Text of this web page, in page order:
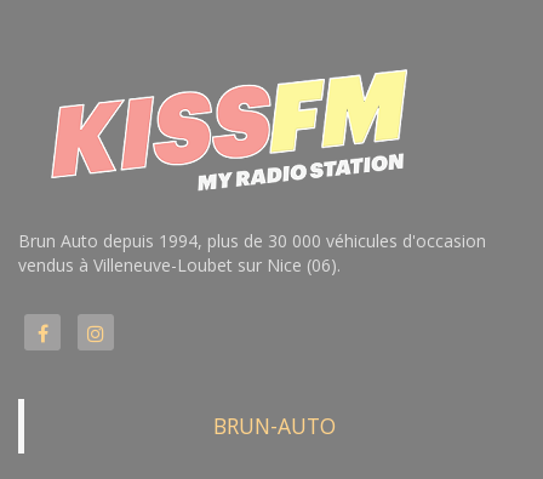
Brun Auto depuis 1994, plus de 30 000 véhicules d'occasion
vendus à Villeneuve-Loubet sur Nice (06).
BRUN-AUTO